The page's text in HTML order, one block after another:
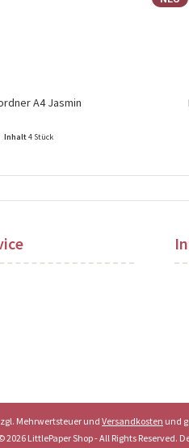
A4 Jasmin
Inhalt4 Stück
Login sichtbar!
Mehrwertsteuer und Versandkosten und
2026 LittlePaper Shop - All Rights Reserved.